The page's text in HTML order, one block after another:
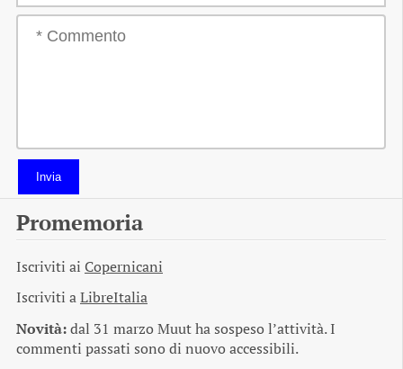
Invia
Promemoria
Iscriviti ai Copernicani
Iscriviti aLibreItalia
Novità:dal 31 marzo Muut ha sospeso l’attività. I
commenti passati sono di nuovo accessibili.